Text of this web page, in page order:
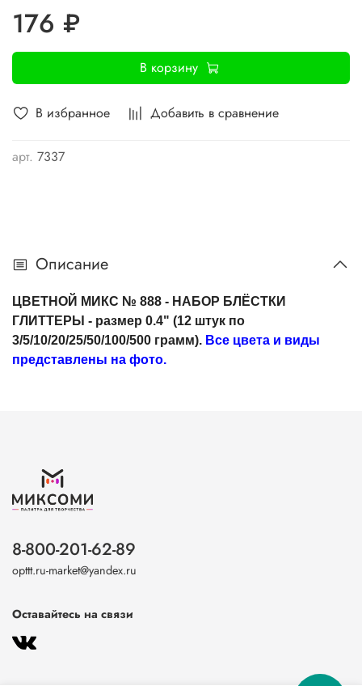
В избранное Добавить в сравнение
арт. 7337
176 ₽
В корзину
Описание
ЦВЕТНОЙ МИКС № 888 - НАБОР БЛЁСТКИ
ГЛИТТЕРЫ - размер 0.4" (12 штук по
3/5/10/20/25/50/100/500 грамм). Все цвета и виды
представлены на фото.
8-800-201-62-89
opttt.ru-market@yandex.ru
Оставайтесь на связи